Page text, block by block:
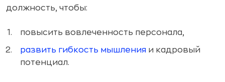
должность, чтобы:
повысить вовлеченность персонала,
развить гибкость мышления и кадровый
потенциал.